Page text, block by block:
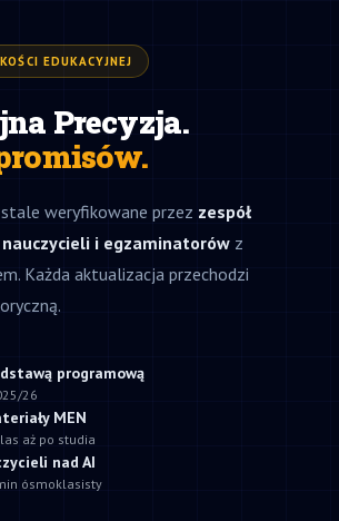
EDUKACYJNEJ
Precyzja.
weryfikowane przez zespół
i egzaminatorów z
Każda aktualizacja przechodzi
programową
26
MEN
aż po studia
nad AI
ósmoklasisty